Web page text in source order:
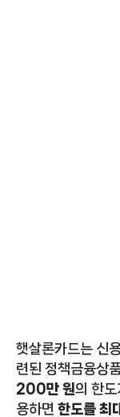
햇살론카드는 신
련된 정책금융상
200만 원의 한도
용하면 한도를 최